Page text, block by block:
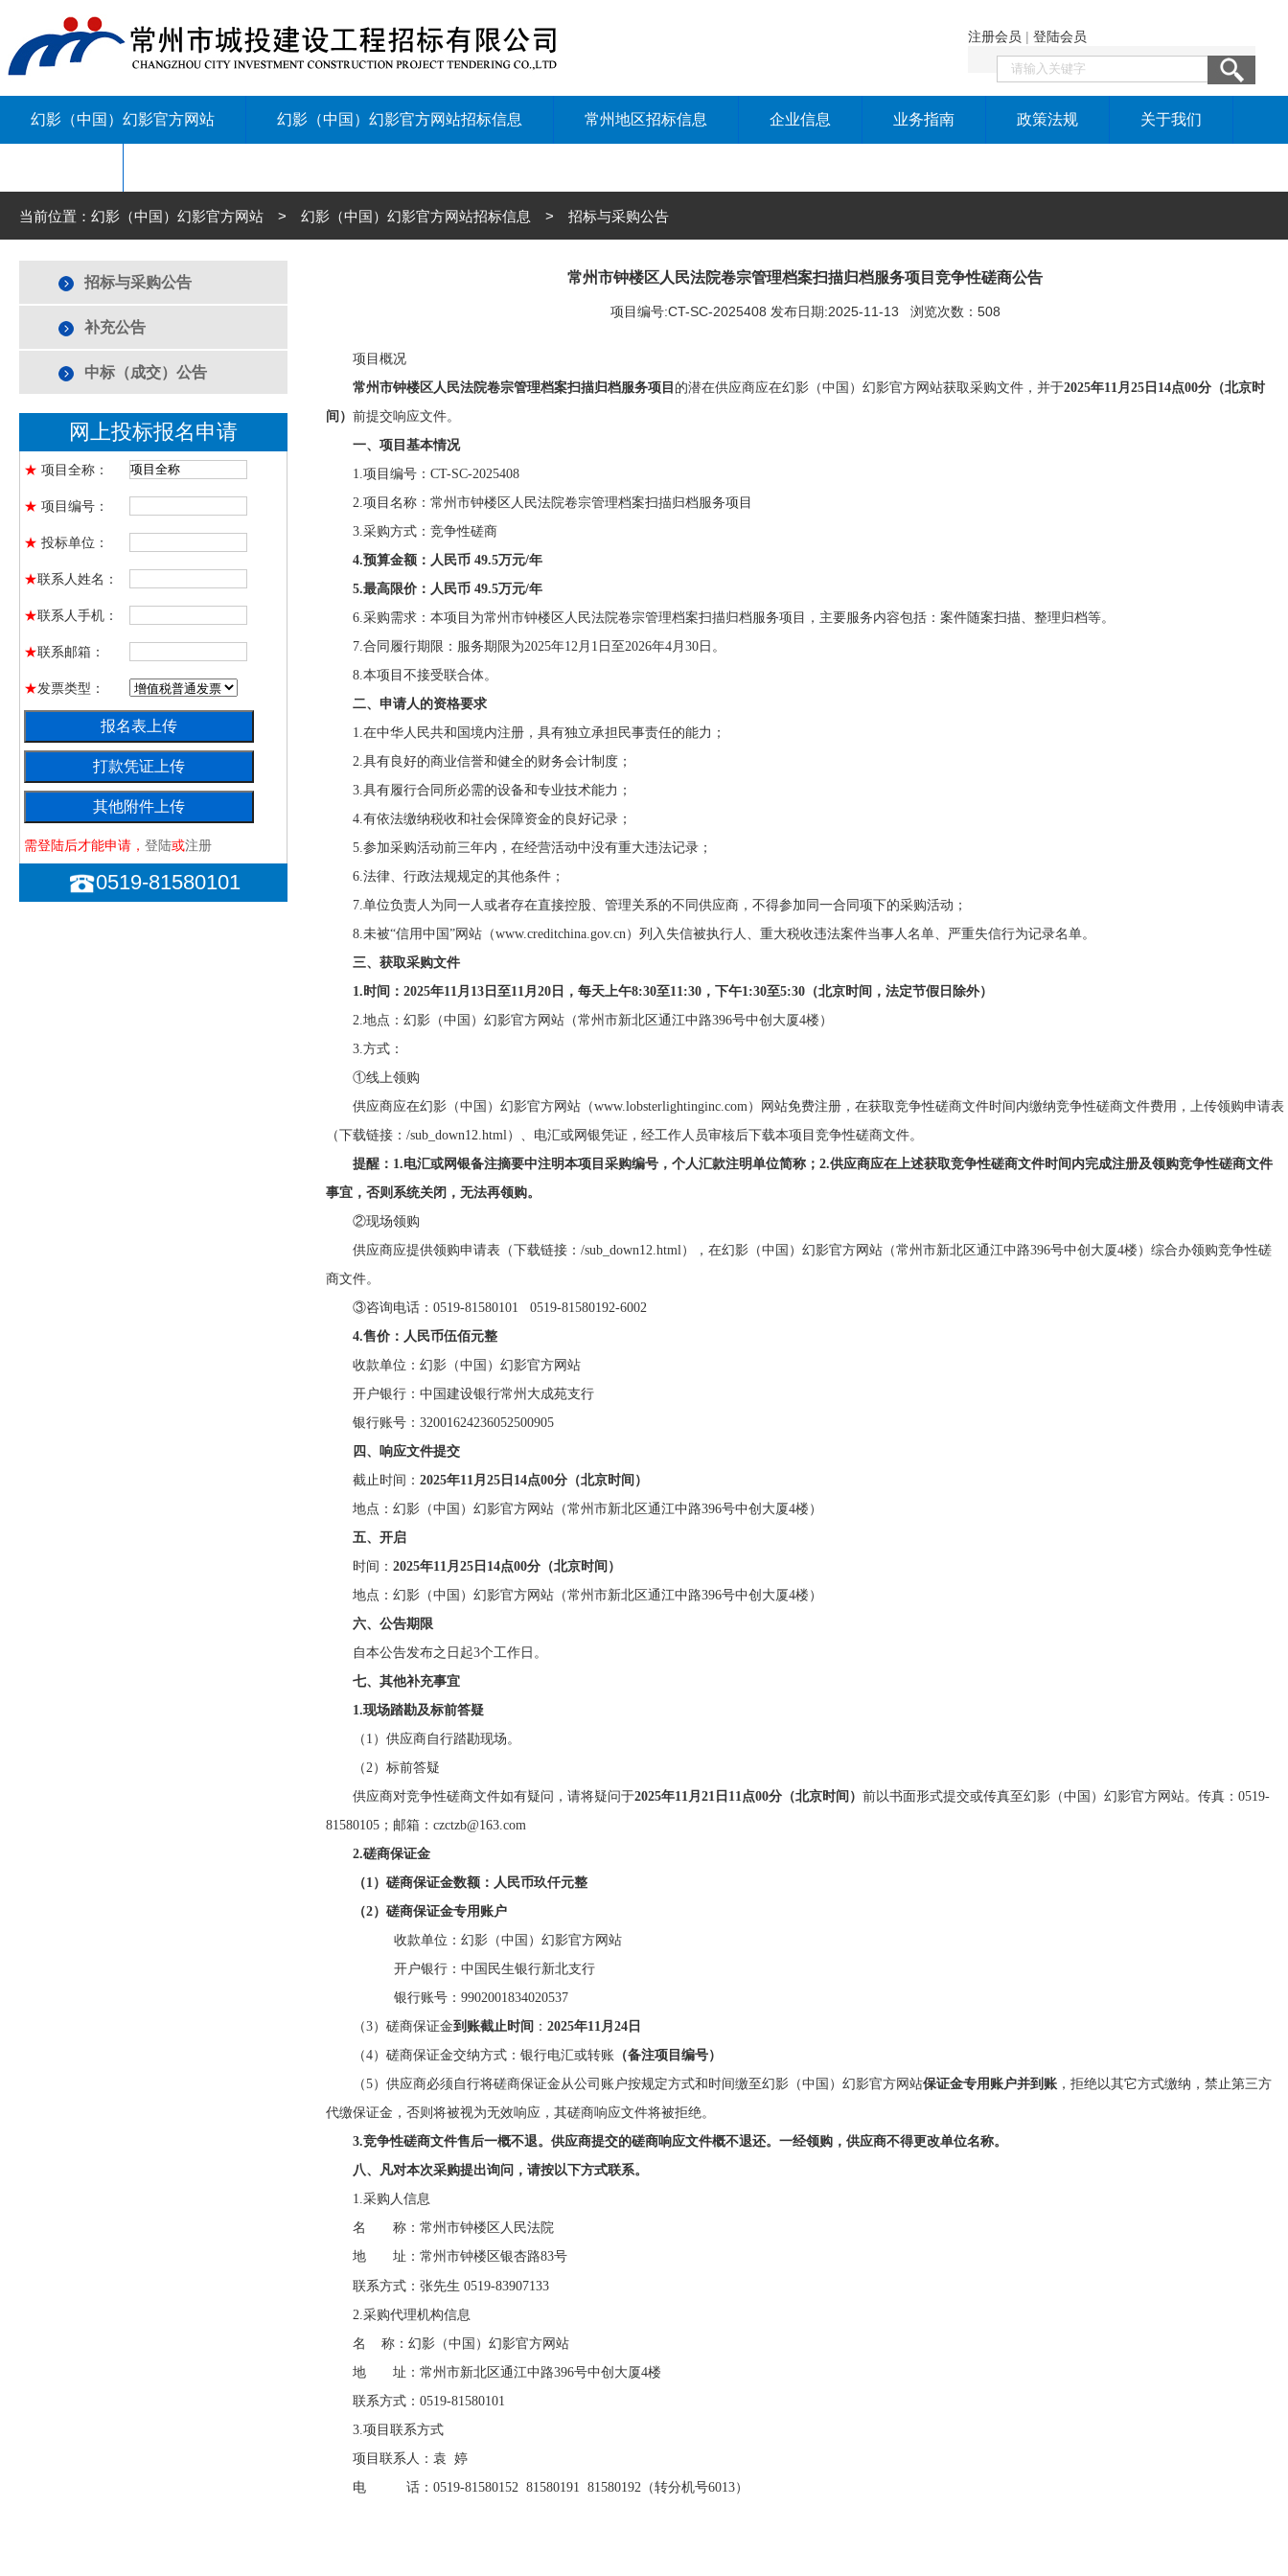
注册会员 | 登陆会员
幻影（中国）幻影官方网站 幻影（中国）幻影官方网站招标信息 常州地区招标信息 企业信息 业务指南 政策法规 关于我们
当前位置：幻影（中国）幻影官方网站 > 幻影（中国）幻影官方网站招标信息 > 招标与采购公告
招标与采购公告
补充公告
中标（成交）公告
网上投标报名申请
★ 项目全称：
★ 项目编号：
★ 投标单位：
★联系人姓名：
★联系人手机：
★联系邮箱：
★发票类型：
需登陆后才能申请， 登陆或注册
0519-81580101
常州市钟楼区人民法院卷宗管理档案扫描归档服务项目竞争性磋商公告
项目编号:CT-SC-2025408 发布日期:2025-11-13 浏览次数：508
项目概况
常州市钟楼区人民法院卷宗管理档案扫描归档服务项目 的潜在供应商应在幻影（中国）幻影官方网站获取采购文件，并于2025年11月25 日 14点00分（北京时
间） 前提交响应文件。
一、项目基本情况
1.项目编号：CT-SC-2025408
2.项目名称：常州市钟楼区人民法院卷宗管理档案扫描归档服务项目
3.采购方式：竞争性磋商
4.预算金额：人民币49.5万元/年
5.最高限价：人民币49.5万元/年
6.采购需求：本项目为常州市钟楼区人民法院卷宗管理档案扫描归档服务项目，主要服务内容包括：案件随案扫描、整理归档等。
7.合同履行期限： 服务期限为2025年12月1日至2026年4月30日。
8.本项目不接受联合体。
二、申请人的资格要求
1.在中华人民共和国境内注册， 具有独立承担民事责任的能力；
2.具有良好的商业信誉和健全的财务会计制度；
3.具有履行合同所必需的设备和专业技术能力；
4.有依法缴纳税收和社会保障资金的良好记录；
5.参加采购活动前三年内，在经营活动中没有重大违法记录；
6.法律、行政法规规定的其他条件；
7.单位负责人为同一人或者存在直接控股、管理关系的不同供应商，不得参加同一合同项下的采购活动；
8.未被“信用中国”网站（www.creditchina.gov.cn）列入失信被执行人、重大税收违法案件当事人名单、严重失信行为记录名单。
三、获取采购文件
1.时间：2025年11月 13 日至11月20 日，每天上午8:30至11:30，下午1:30至5:30（北京时间，法定节假日除外）
2.地点：幻影（中国）幻影官方网站（常州市新北区通江中路396号中创大厦4楼）
3.方式：
①线上领购
供应商应在幻影（中国）幻影官方网站（www.lobsterlightinginc.com）网站免费注册，在获取竞争性磋商文件时间内缴纳竞争性磋商文件费用，上传领购申请表
（下载链接：/sub_down12.html）、电汇或网银凭证，经工作人员审核后下载本项目竞争性磋商文件。
提醒： 1.电汇或网银备注摘要中注明本项目采购编号，个人汇款注明单位简称；2.供应商应在上述获取竞争性磋商文件时间内完成注册及领购竞争性磋商文件
事宜，否则系统关闭，无法再领购。
②现场领购
供应商应提供领购申请表（下载链接： /sub_down12.html），在幻影（中国）幻影官方网站（常州市新北区通江中路396号中创大厦4楼）综合办领购竞争性磋
商文件。
③咨询电话：0519-81580101 0519-81580192-6002
4.售价： 人民币伍佰元整
收款单位：幻影（中国）幻影官方网站
开户银行：中国建设银行常州大成苑支行
银行账号： 32001624236052500905
四、响应文件提交
截止时间： 2025年11月 25 日 14点00分（北京时间）
地点：幻影（中国）幻影官方网站（常州市新北区通江中路396号中创大厦4楼）
五、开启
时间： 2025年11月 25 日 14点00分（北京时间）
地点：幻影（中国）幻影官方网站（常州市新北区通江中路396号中创大厦4楼）
六、公告期限
自本公告发布之日起3个工作日。
七、其他补充事宜
1.现场踏勘及标前答疑
（ 1）供应商自行踏勘现场。
（2） 标前答疑
供应商对竞争性磋商文件如有疑问，请将疑问于2025年11月 21 日 11点00分（北京时间） 前以书面形式提交或传真至幻影（中国）幻影官方网站。传真： 0519-
81580105；邮箱：czctzb@163.com
2.磋商保证金
（1）磋商保证金数额：人民币玖仟元整
（2）磋商保证金专用账户
收款单位：幻影（中国）幻影官方网站
开户银行：中国民生银行新北支行
银行账号： 9902001834020537
（3）磋商保证金到账截止时 间 ： 2025年11月 24 日
（4）磋商保证金交纳方式：银行电汇或转账 （备注项目编号）
（5）供应商必须自行将磋商保证金从公司账户按规定方式和时间缴至幻影（中国）幻影官方网站保证金专用账户并到账 ，拒绝以其它方式缴纳，禁止第三方
代缴保证金，否则将被视为无效响应，其磋商响应文件将被拒绝。
3.竞争性磋商文件售后一概不退。供应商提交的磋商响应文件概不退还。一经领购，供应商不得更改单位名称。
八、凡对本次采购提出询问，请按以下方式联系。
1.采购人信息
名 称：常州市钟楼区人民法院
地 址：常州市钟楼区银杏路83号
联系方式：张先生 0519-83907133
2.采购代理机构信息
名
称：幻影（中国）幻影官方网站
地 址： 常州市新北区通江中路396号中创大厦4楼
联系方式：0519-81580101
3.项目联系方式
项目联系人：袁 婷
电 话：0519-81580152 81580191 81580192（转分机号6013）